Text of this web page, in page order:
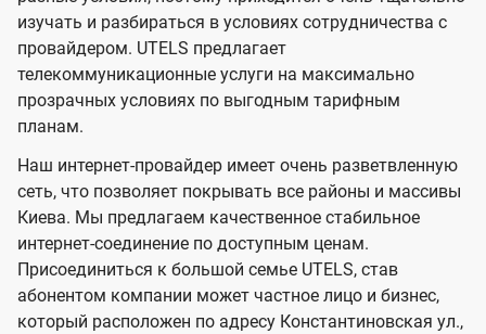
l
s
в
и
д
е
н
и
я
в
д
е
и
я
изучать и разбираться в условиях сотрудничества с
провайдером. UTELS предлагает
телекоммуникационные услуги на максимально
прозрачных условиях по выгодным тарифным
планам.
Наш интернет-провайдер имеет очень разветвленную
сеть, что позволяет покрывать все районы и массивы
Киева. Мы предлагаем качественное стабильное
интернет-соединение по доступным ценам.
Присоединиться к большой семье UTELS, став
абонентом компании может частное лицо и бизнес,
который расположен по адресу Константиновская ул.,